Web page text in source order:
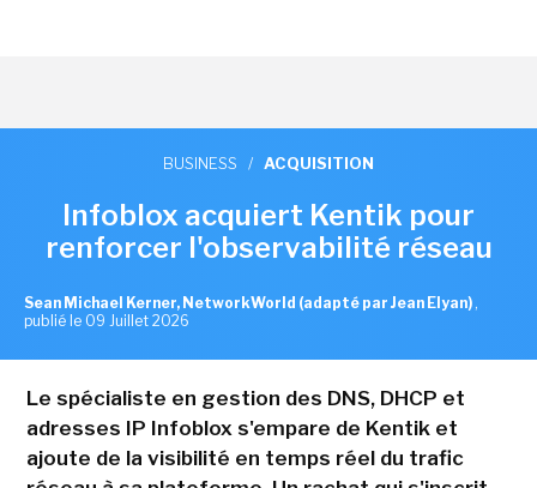
BUSINESS / ACQUISITION
Infoblox acquiert Kentik pour
renforcer l'observabilité réseau
Sean Michael Kerner, NetworkWorld (adapté par Jean Elyan) ,
publié le 09 Juillet 2026
Le spécialiste en gestion des DNS, DHCP et
adresses IP Infoblox s'empare de Kentik et
ajoute de la visibilité en temps réel du trafic